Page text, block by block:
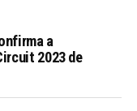
a
2023 de